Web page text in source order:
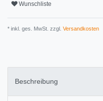
Wunschliste
* inkl. ges. MwSt. zzgl. Versandkosten
Beschreibung